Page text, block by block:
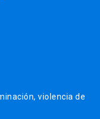
violencia de